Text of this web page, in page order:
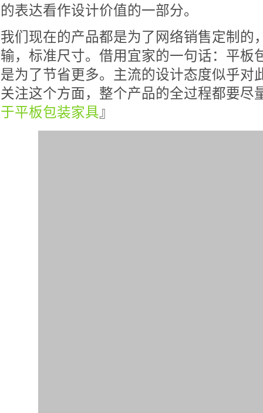
的表达看作设计价值的一部分。
我们现在的产品都是为了网络销售定制的
输，标准尺寸。借用宜家的一句话：平板
是为了节省更多。主流的设计态度似乎对
关注这个方面，整个产品的全过程都要尽
于平板包装家具 』